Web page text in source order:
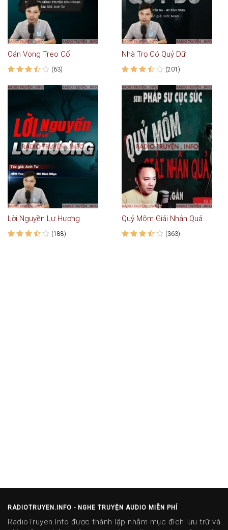
Oán Vong Treo Cổ
(63)
Nhà Trọ Có Quỷ Dữ
(201)
Lời Nguyền Lư Hương
(188)
Quỷ Mõm Giải Nhân Quả
(363)
RADIOTRUYEN.INFO - NGHE TRUYỆN AUDIO MIỄN PHÍ
RadioTruyen.Info được thành lập nhằm mục đích lưu trữ và